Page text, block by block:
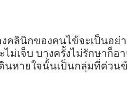
ลินิกของคนไข้จะเป็นอย่า
ม่เจ็บ บางครั้งไม่รักษาก็อา
นหายใจนั้นเป็นกลุ่มที่ด่วน